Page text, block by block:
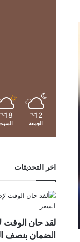
12
℃
الجمعة
18
℃
اخر التحديثات
الضمان بنصف